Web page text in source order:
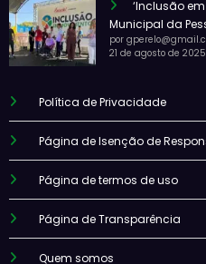
‘Inclusão
Municipal da
por
21 de agosto de 2025
Política de Privacidade
Página de Isenção de
Página de termos de uso
Página de Transparência
Quem somos